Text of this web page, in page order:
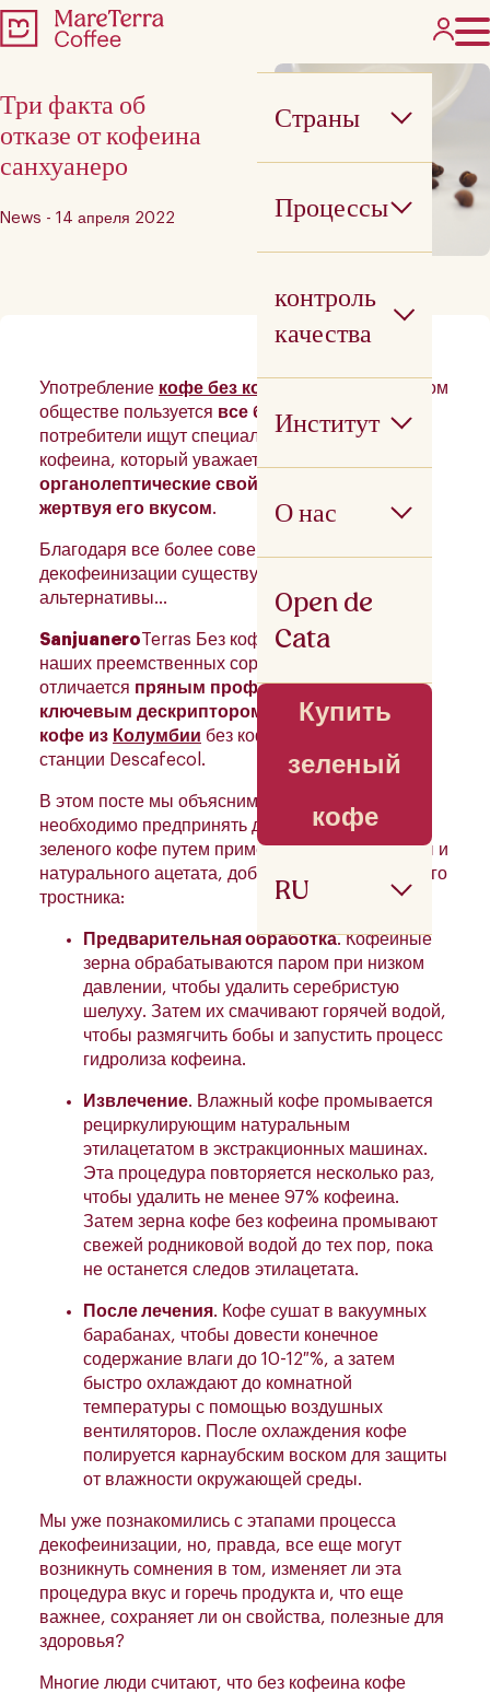
Страны
Процессы
контроль
качества
Институт
О нас
Open de
Cata
Купить
зеленый
кофе
RU
Три факта об
отказе от кофеина
санхуанеро
News - 14 апреля 2022
Употребление кофе без кофеина
в современном
обществе пользуется все большим спросом
потребители ищут специальный кофе без
кофеина, который уважает продукт и сохраняет
органолептические свойства кофе, не
жертвуя его вкусом.
Благодаря все более совершенным процессам
декофеинизации существуют различные
альтернативы…
SanjuaneroTerras Без кофеина — это один из
наших преемственных сортов, который
отличается пряным профилеми сильным
ключевым дескриптором
корицы.HuilaЭтот
кофе из Колумбии без кофеина готовится на
станции Descafecol.
В этом посте мы объясним шаги, которые
необходимо предпринять для декофеинизации
зеленого кофе путем применения пресной воды и
натурального ацетата, добываемого из сахарного
тростника:
Предварительная обработка. Кофейные
зерна обрабатываются паром при низком
давлении, чтобы удалить серебристую
шелуху. Затем их смачивают горячей водой,
чтобы размягчить бобы и запустить процесс
гидролиза кофеина.
Извлечение. Влажный кофе промывается
рециркулирующим натуральным
этилацетатом в экстракционных машинах.
Эта процедура повторяется несколько раз,
чтобы удалить не менее 97% кофеина.
Затем зерна кофе без кофеина промывают
свежей родниковой водой до тех пор, пока
не останется следов этилацетата.
После лечения. Кофе сушат в вакуумных
барабанах, чтобы довести конечное
содержание влаги до 10-12 %, а затем
быстро охлаждают до комнатной
температуры с помощью воздушных
вентиляторов. После охлаждения кофе
полируется карнаубским воском для защиты
от влажности окружающей среды.
Мы уже познакомились с этапами процесса
декофеинизации, но, правда, все еще могут
возникнуть сомнения в том, изменяет ли эта
процедура вкус и горечь продукта и, что еще
важнее, сохраняет ли он свойства, полезные для
здоровья?
Многие люди считают, что без кофеина кофе